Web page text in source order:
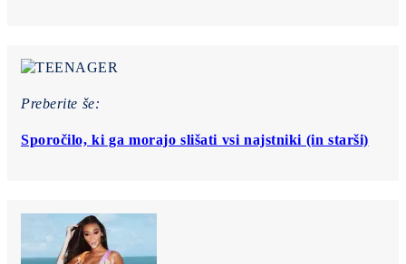
Preberite še:
Sporočilo, ki ga morajo slišati vsi najstniki (in starši)